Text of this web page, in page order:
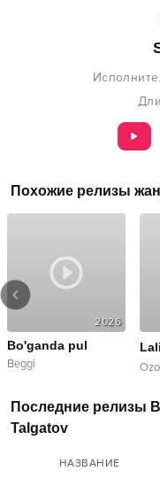
Похожие релизы
2026
Bo'ganda pul
Beggi
Последние релизы
Talgatov
НАЗВАНИЕ